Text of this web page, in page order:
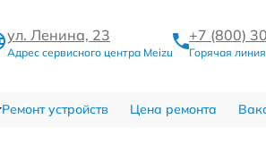
ул. Ленина, 23
Адрес сервисного центра Meizu
+7 (800)
Горячая линия
Ремонт устройств Цена ремонта